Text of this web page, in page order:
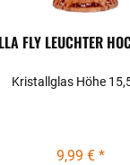
FLY LEUCHTER
Kristallglas Höhe
9,99 € *